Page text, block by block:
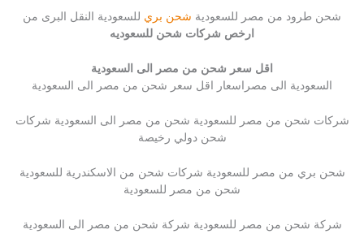
شحن طرود من مصر للسعودية شحن بري للسعودية النقل البرى من
ارخص شركات شحن للسعوديه
اقل سعر شحن من مصر الى السعودية
السعودية الى مصراسعار اقل سعر شحن من مصر الى السعودية
شركات شحن من مصر للسعودية شحن من مصر الى السعودية شركات
شحن دولي رخيصة
شحن بري من مصر للسعودية شركات شحن من الاسكندرية للسعودية
شحن من مصر للسعودية
شركة شحن من مصر للسعودية شركة شحن من مصر الى السعودية